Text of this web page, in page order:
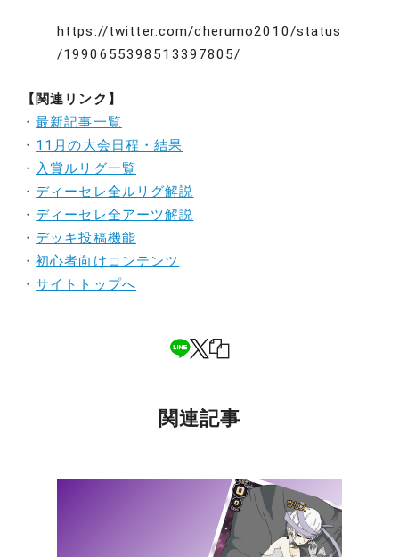
https://twitter.com/cherumo2010/status
/1990655398513397805/
【関連リンク】
・最新記事一覧
・ 11月の大会日程・結果
・ 入賞ルリグ一覧
・ ディーセレ全ルリグ解説
・ ディーセレ全アーツ解説
・ デッキ投稿機能
・初心者向けコンテンツ
・サイトトップへ
関連記事